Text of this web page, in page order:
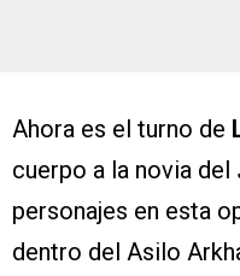
Ahora es el turno de
cuerpo a la novia del
personajes en esta
dentro del Asilo